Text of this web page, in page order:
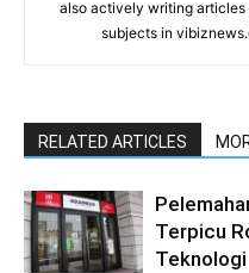
also actively writing
subjects in
RELATED ARTICLES
Terpicu
Teknologi